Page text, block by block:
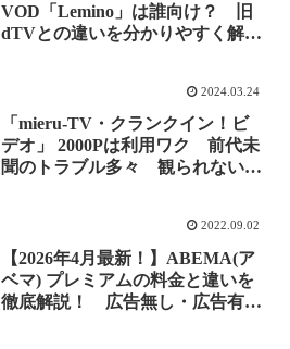
VOD「Lemino」は誰向け？ 旧
dTVとの違いを分かりやすく解
2024.03.24
「mieru-TV・クランクイン！ビ
デオ」 2000Pは利用ワク 前代未
聞のトラブル多々 観られない改
2022.09.02
【2026年4月最新！】ABEMA(ア
ベマ) プレミアムの料金と違いを
徹底解説！ 広告無し・広告有り